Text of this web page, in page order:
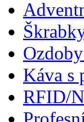
Káva s
RFID/